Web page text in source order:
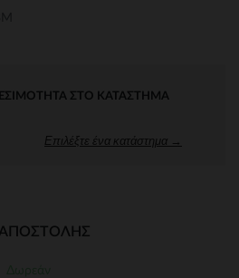
ΣΤΟ ΚΑΤΆΣΤΗΜΑ
Επιλέξτε ένα κατάστημα →
ΑΠΟΣΤΟΛΉΣ